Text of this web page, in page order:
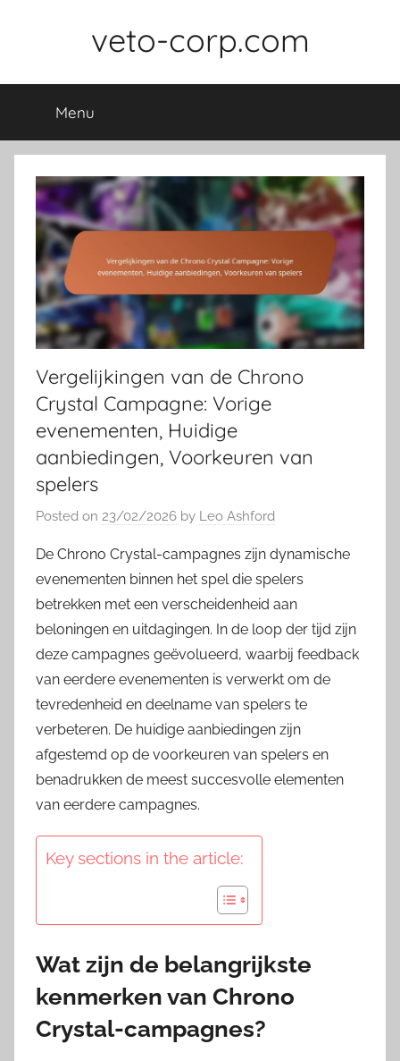
veto-corp.com
Menu
Vergelijkingen van de Chrono
Crystal Campagne: Vorige
evenementen, Huidige
aanbiedingen, Voorkeuren van
spelers
Posted on 23/02/2026 by Leo Ashford
De Chrono Crystal-campagnes zijn dynamische
evenementen binnen het spel die spelers
betrekken met een verscheidenheid aan
beloningen en uitdagingen. In de loop der tijd zijn
deze campagnes geëvolueerd, waarbij feedback
van eerdere evenementen is verwerkt om de
tevredenheid en deelname van spelers te
verbeteren. De huidige aanbiedingen zijn
afgestemd op de voorkeuren van spelers en
benadrukken de meest succesvolle elementen
van eerdere campagnes.
Key sections in the article:
Wat zijn de belangrijkste
kenmerken van Chrono
Crystal-campagnes?